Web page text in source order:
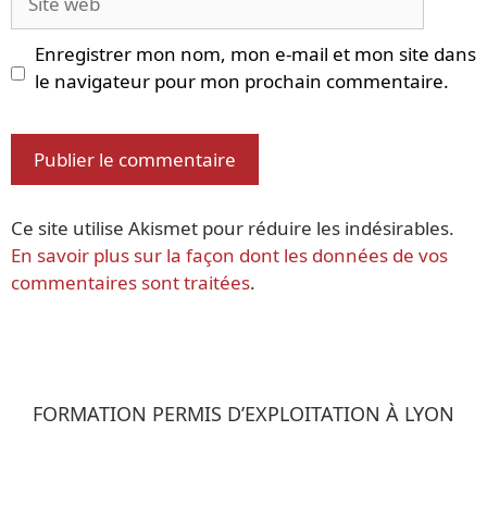
web
Enregistrer mon nom, mon e-mail et mon site dans
le navigateur pour mon prochain commentaire.
Ce site utilise Akismet pour réduire les indésirables.
En savoir plus sur la façon dont les données de vos
commentaires sont traitées.
FORMATION PERMIS D’EXPLOITATION À LYON